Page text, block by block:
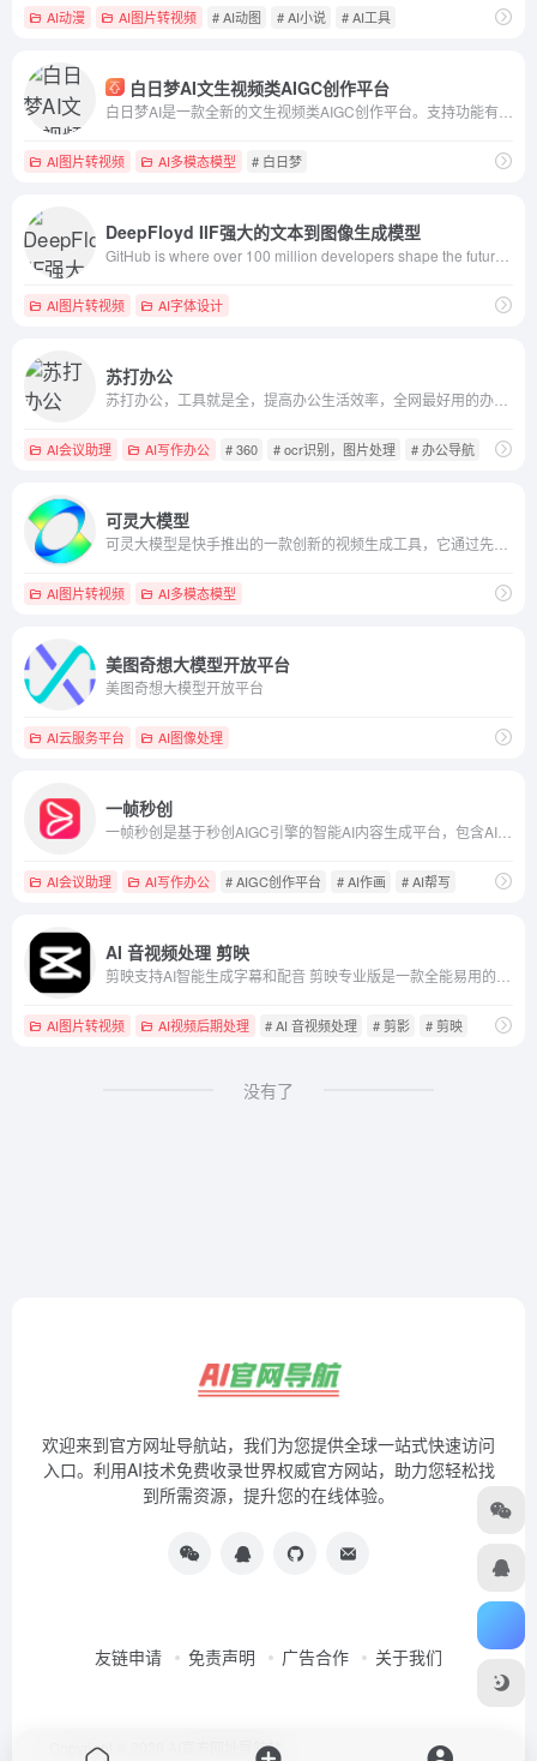
AI动漫 AI图片转视频 # AI动图 # AI小说 # AI工具
白日梦AI文生视频类AIGC创作平台
AI图片转视频 AI多模态模型 # 白日梦
DeepFloyd IlF强大的文本到图像生成模型
AI图片转视频 AI字体设计
苏打办公
AI会议助理 AI写作办公 # 360 # ocr识别，图片处理 # 办公导航
可灵大模型
AI图片转视频 AI多模态模型
美图奇想大模型开放平台
美图奇想大模型开放平台
AI云服务平台 AI图像处理
一帧秒创
AI会议助理 AI写作办公 # AIGC创作平台 # AI作画 # AI帮写
AI 音视频处理 剪映
AI图片转视频 AI视频后期处理 # AI 音视频处理 # 剪影 # 剪映
没有了
欢迎来到官方网址导航站，我们为您提供全球一站式快速访问
入口。利用AI技术免费收录世界权威官方网站，助力您轻松找
到所需资源，提升您的在线体验。
友链申请 免责声明 广告合作 关于我们
Copyright © 2026 AI官方网址导航站